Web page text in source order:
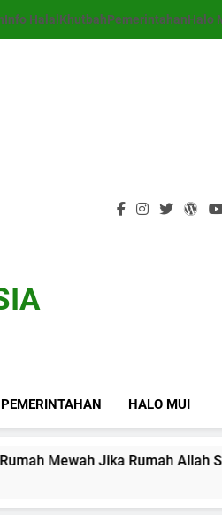
Info Halal KhutbahPemerintahanHalo
PEMERINTAHAN HALO MUI
Mewah Jika Rumah Allah Sepi